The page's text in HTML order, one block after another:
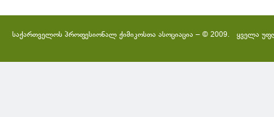
საქართველოს პროფესიონალ ქიმიკოსთა ასოციაცია – © 2009. ყველა